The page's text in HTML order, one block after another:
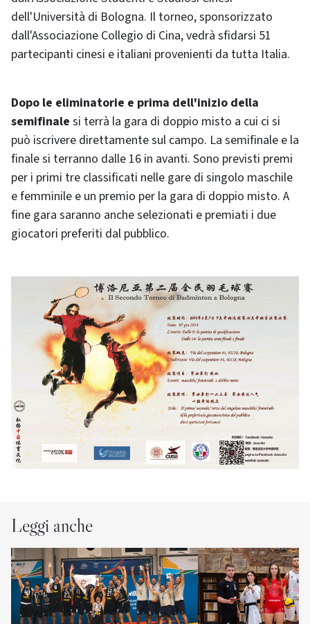
dell'Università di Bologna. Il torneo, sponsorizzato
dall'Associazione Collegio di Cina, vedrà sfidarsi 51
partecipanti cinesi e italiani provenienti da tutta Italia.
Dopo le eliminatorie e prima dell'inizio della
semifinale si terrà la gara di doppio misto a cui ci si
può iscrivere direttamente sul campo. La semifinale e la
finale si terranno dalle 16 in avanti. Sono previsti premi
per i primi tre classificati nelle gare di singolo maschile
e femminile e un premio per la gara di doppio misto. A
fine gara saranno anche selezionati e premiati i due
giocatori preferiti dal pubblico.
Leggi anche